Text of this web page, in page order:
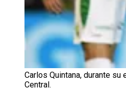
Carlos Quintana, durante su
Central.